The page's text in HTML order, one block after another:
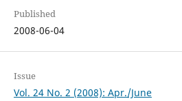
Published
2008-06-04
Issue
Vol. 24 No. 2 (2008): Apr./June